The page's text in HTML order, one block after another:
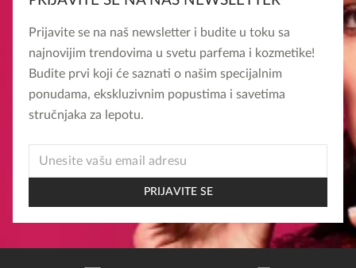
Prijavite se na naš newsletter i budite u toku sa
najnovijim trendovima u svetu parfema i kozmetike!
Budite prvi koji će saznati o našim specijalnim
ponudama, ekskluzivnim popustima i savetima
stručnjaka za lepotu.
PRIJAVITE SE